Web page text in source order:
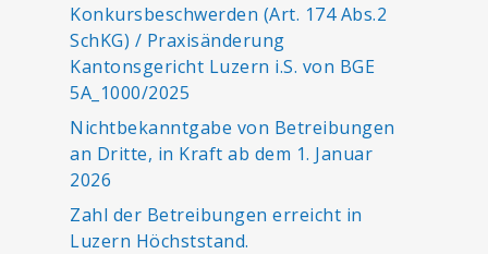
Konkursbeschwerden (Art. 174 Abs.2
SchKG) / Praxisänderung
Kantonsgericht Luzern i.S. von BGE
5A_1000/2025
Nichtbekanntgabe von Betreibungen
an Dritte, in Kraft ab dem 1. Januar
2026
Zahl der Betreibungen erreicht in
Luzern Höchststand.